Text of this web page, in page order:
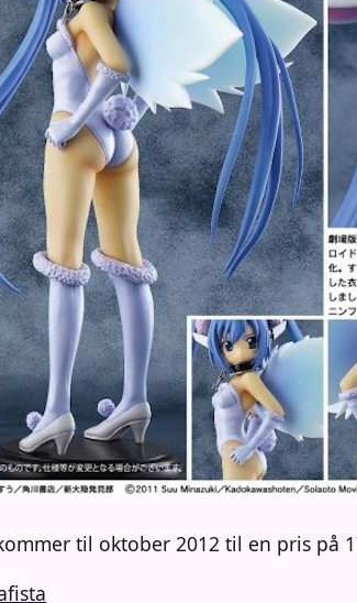
til oktober 2012 til en pris på